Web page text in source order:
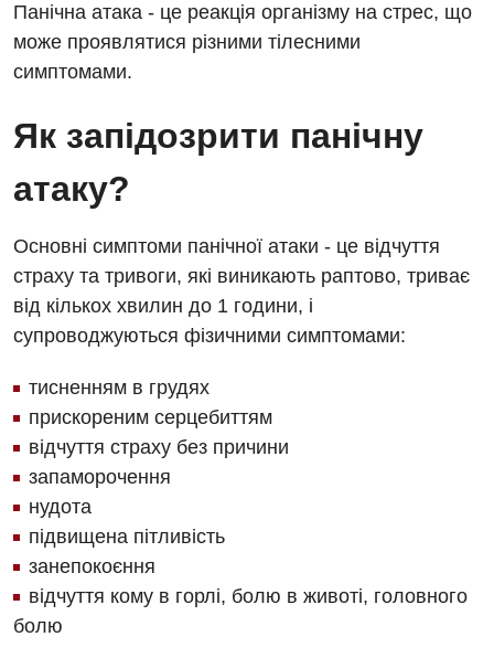
Заходи БПР
Діагностика
Панічна атака - це реакція організму на стрес, що
може проявлятися різними тілесними
симптомами.
Як запідозрити панічну
атаку?
Основні симптоми панічної атаки - це відчуття
страху та тривоги, які виникають раптово, триває
від кількох хвилин до 1 години, і
супроводжуються фізичними симптомами:
тисненням в грудях
прискореним серцебиттям
відчуття страху без причини
запаморочення
нудота
підвищена пітливість
занепокоєння
відчуття кому в горлі, болю в животі, головного
болю